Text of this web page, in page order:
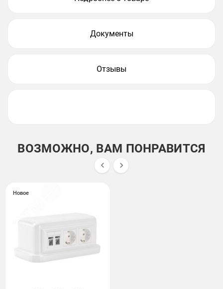
Документы
Отзывы
ВОЗМОЖНО, ВАМ ПОНРАВИТСЯ
 
Новое